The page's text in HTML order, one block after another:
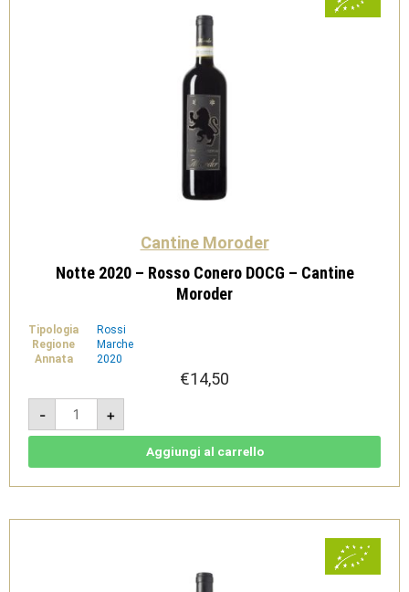
Cantine Moroder
Notte 2020 – Rosso Conero DOCG – Cantine
Moroder
Tipologia
Rossi
Regione
Marche
Annata
2020
€14,50
-
Notte
2020
-
Rosso
Cantine
+
Aggiungi al carrello